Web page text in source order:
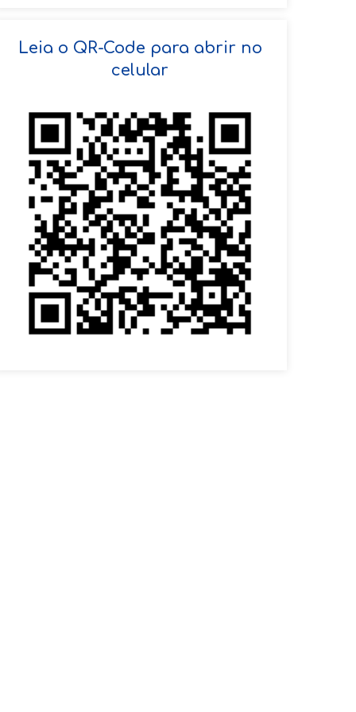
VOLTAR
Leia o QR-Code para abrir no
celular